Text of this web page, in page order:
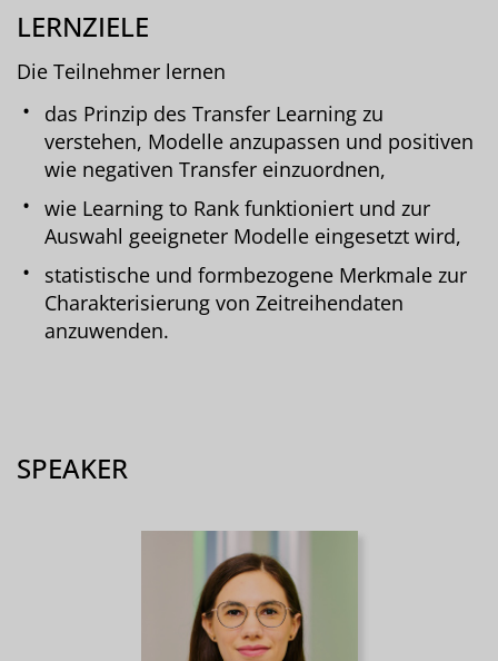
LERNZIELE
Die Teilnehmer lernen
das Prinzip des Transfer Learning zu
verstehen, Modelle anzupassen und positiven
wie negativen Transfer einzuordnen,
wie Learning to Rank funktioniert und zur
Auswahl geeigneter Modelle eingesetzt wird,
statistische und formbezogene Merkmale zur
Charakterisierung von Zeitreihendaten
anzuwenden.
SPEAKER